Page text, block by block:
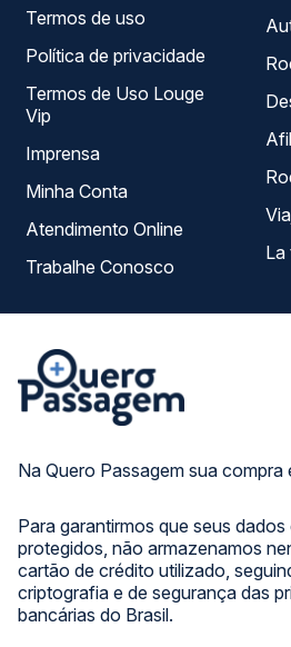
Na Quero Passagem sua compra
Para garantirmos que seus dados
protegidos, não armazenamos
cartão de crédito utilizado,
criptografia e de segurança das
bancárias do Brasil.
Termos de uso
Política de privacidade
Termos de Uso Louge
Vip
Imprensa
Minha Conta
Atendimento Online
Trabalhe Conosco